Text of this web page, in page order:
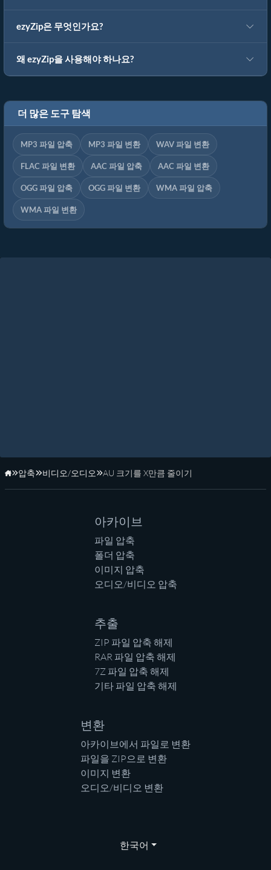
ezyZip은 무엇인가요?
왜 ezyZip을 사용해야 하나요?
더 많은 도구 탐색
MP3 파일 압축 MP3 파일 변환 WAV 파일 변환
FLAC 파일 변환 AAC 파일 압축 AAC 파일 변환
OGG 파일 압축 OGG 파일 변환 WMA 파일 압축
WMA 파일 변환
홈페이지
압축 비디오/오디오 AU 크기를 X만큼 줄이기
아카이브
파일 압축
폴더 압축
이미지 압축
오디오/비디오 압축
추출
ZIP 파일 압축 해제
RAR 파일 압축 해제
7Z 파일 압축 해제
기타 파일 압축 해제
변환
아카이브에서 파일로 변환
파일을 ZIP으로 변환
이미지 변환
오디오/비디오 변환
한국어